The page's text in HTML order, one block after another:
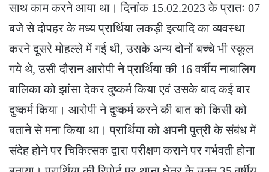
साथ काम करने आया था। दिनांक 15.02.2023 के प्रातः 07
बजे से दोपहर के मध्य प्रार्थिया लकड़ी इत्यादि का व्यवस्था
करने दूसरे मोहल्ले में गई थी, उसके अन्य दोनों बच्चे भी स्कूल
गये थे, उसी दौरान आरोपी ने प्रार्थिया की 16 वर्षीय नाबालिग
बालिका को झांसा देकर दुष्कर्म किया एवं उसके बाद कई बार
दुष्कर्म किया। आरोपी ने दुष्कर्म करने की बात को किसी को
बताने से मना किया था। प्रार्थिया को अपनी पुत्री के संबंध में
संदेह होने पर चिकित्सक द्वारा परीक्षण कराने पर गर्भवती होना